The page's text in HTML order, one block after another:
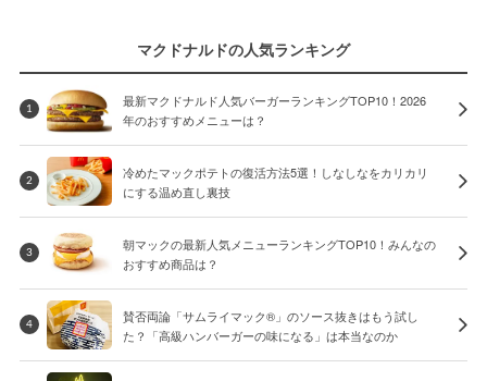
マクドナルドの人気ランキング
1
最新マクドナルド人気バーガーランキングTOP10！2026
年のおすすめメニューは？
2
冷めたマックポテトの復活方法5選！しなしなをカリカリ
にする温め直し裏技
3
朝マックの最新人気メニューランキングTOP10！みんなの
おすすめ商品は？
4
賛否両論「サムライマック®」のソース抜きはもう試し
た？「高級ハンバーガーの味になる」は本当なのか